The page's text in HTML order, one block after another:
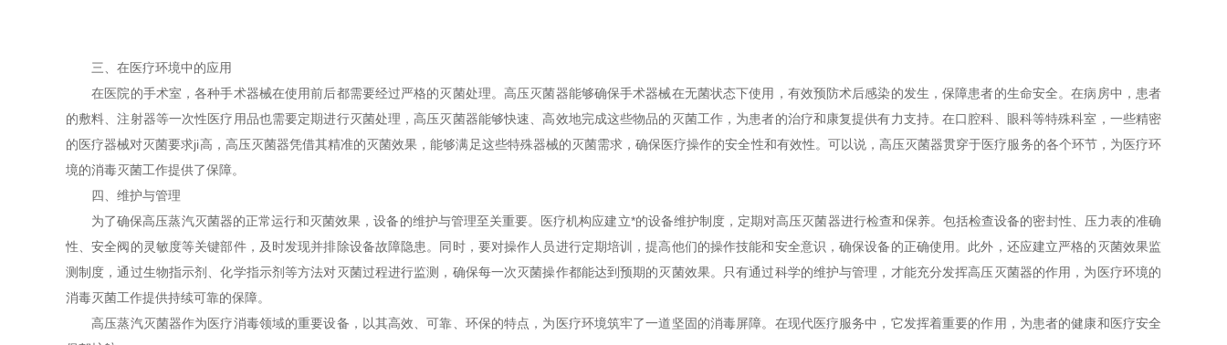
三、在医疗环境中的应用
在医院的手术室，各种手术器械在使用前后都需要经过严格的灭菌处理。高压灭菌器能够确保手术器械在无菌状态下使用，有效预防术后感染的发生，保障患者的生命安全。在病房中，患者
的敷料、注射器等一次性医疗用品也需要定期进行灭菌处理，高压灭菌器能够快速、高效地完成这些物品的灭菌工作，为患者的治疗和康复提供有力支持。在口腔科、眼科等特殊科室，一些精密
的医疗器械对灭菌要求ji高，高压灭菌器凭借其精准的灭菌效果，能够满足这些特殊器械的灭菌需求，确保医疗操作的安全性和有效性。可以说，高压灭菌器贯穿于医疗服务的各个环节，为医疗环
境的消毒灭菌工作提供了保障。
四、维护与管理
为了确保高压蒸汽灭菌器的正常运行和灭菌效果，设备的维护与管理至关重要。医疗机构应建立*的设备维护制度，定期对高压灭菌器进行检查和保养。包括检查设备的密封性、压力表的准确
性、安全阀的灵敏度等关键部件，及时发现并排除设备故障隐患。同时，要对操作人员进行定期培训，提高他们的操作技能和安全意识，确保设备的正确使用。此外，还应建立严格的灭菌效果监
测制度，通过生物指示剂、化学指示剂等方法对灭菌过程进行监测，确保每一次灭菌操作都能达到预期的灭菌效果。只有通过科学的维护与管理，才能充分发挥高压灭菌器的作用，为医疗环境的
消毒灭菌工作提供持续可靠的保障。
高压蒸汽灭菌器作为医疗消毒领域的重要设备，以其高效、可靠、环保的特点，为医疗环境筑牢了一道坚固的消毒屏障。在现代医疗服务中，它发挥着重要的作用，为患者的健康和医疗安全